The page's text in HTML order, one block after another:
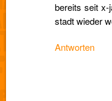
bereits seit x-
stadt wieder
Antworten